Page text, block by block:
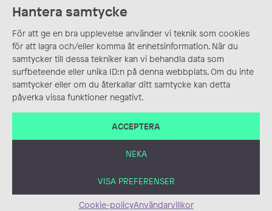
Hantera samtycke
För att ge en bra upplevelse använder vi teknik som cookies
för att lagra och/eller komma åt enhetsinformation. När du
samtycker till dessa tekniker kan vi behandla data som
surfbeteende eller unika ID:n på denna webbplats. Om du inte
samtycker eller om du återkallar ditt samtycke kan detta
påverka vissa funktioner negativt.
ACCEPTERA
NEKA
VISA PREFERENSER
Cookie-policyAnvändarvillkor
ANVÄNDARVILLKOR